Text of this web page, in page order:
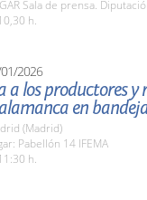
Sala de prensa.
h.
2026
a los productores
en
(Madrid)
Pabellón 14 IFEMA
h.